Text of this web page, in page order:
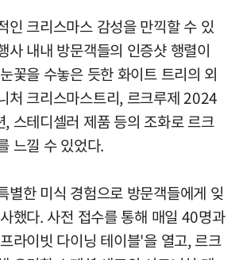
인 크리스마스 감성을 만끽할 수 있
사 내내 방문객들의 인증샷 행렬이
꽃을 수놓은 듯한 화이트 트리의 외
처 크리스마스트리, 르크루제 2024
스테디셀러 제품 등의 조화로 르크
느낄 수 있었다.
별한 미식 경험으로 방문객들에게 잊
했다. 사전 접수를 통해 매일 40명과
라이빗 다이닝 테이블'을 열고, 르크